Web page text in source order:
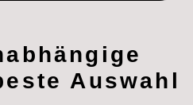
Auswahl